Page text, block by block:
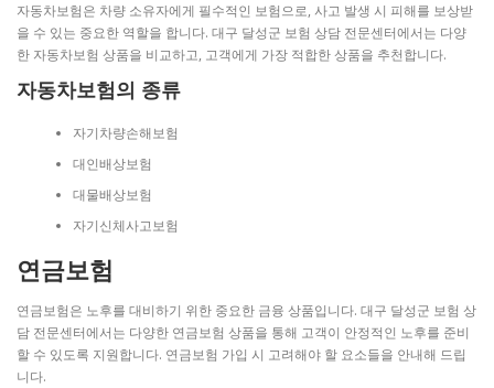
자동차보험은 차량 소유자에게 필수적인 보험으로, 사고 발생 시 피해를 보상받
을 수 있는 중요한 역할을 합니다. 대구 달성군 보험 상담 전문센터에서는 다양
한 자동차보험 상품을 비교하고, 고객에게 가장 적합한 상품을 추천합니다.
자동차보험의 종류
자기차량손해보험
대인배상보험
대물배상보험
자기신체사고보험
연금보험
연금보험은 노후를 대비하기 위한 중요한 금융 상품입니다. 대구 달성군 보험 상
담 전문센터에서는 다양한 연금보험 상품을 통해 고객이 안정적인 노후를 준비
할 수 있도록 지원합니다. 연금보험 가입 시 고려해야 할 요소들을 안내해 드립
니다.